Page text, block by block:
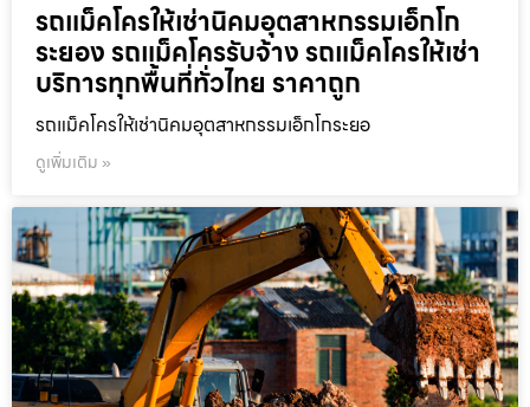
รถแม็คโครให้เช่านิคมอุตสาหกรรมเอ็กโก
ระยอง รถแม็คโครรับจ้าง รถแม็คโครให้เช่า
บริการทุกพื้นที่ทั่วไทย ราคาถูก
รถแม็คโครให้เช่านิคมอุตสาหกรรมเอ็กโกระยอ
ดูเพิ่มเติม »